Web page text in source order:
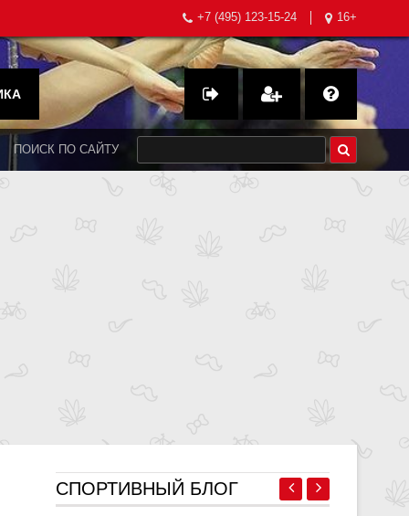
+7 (495) 123-15-24 16+
ПОИСК ПО САЙТУ
СПОРТИВНЫЙ БЛОГ